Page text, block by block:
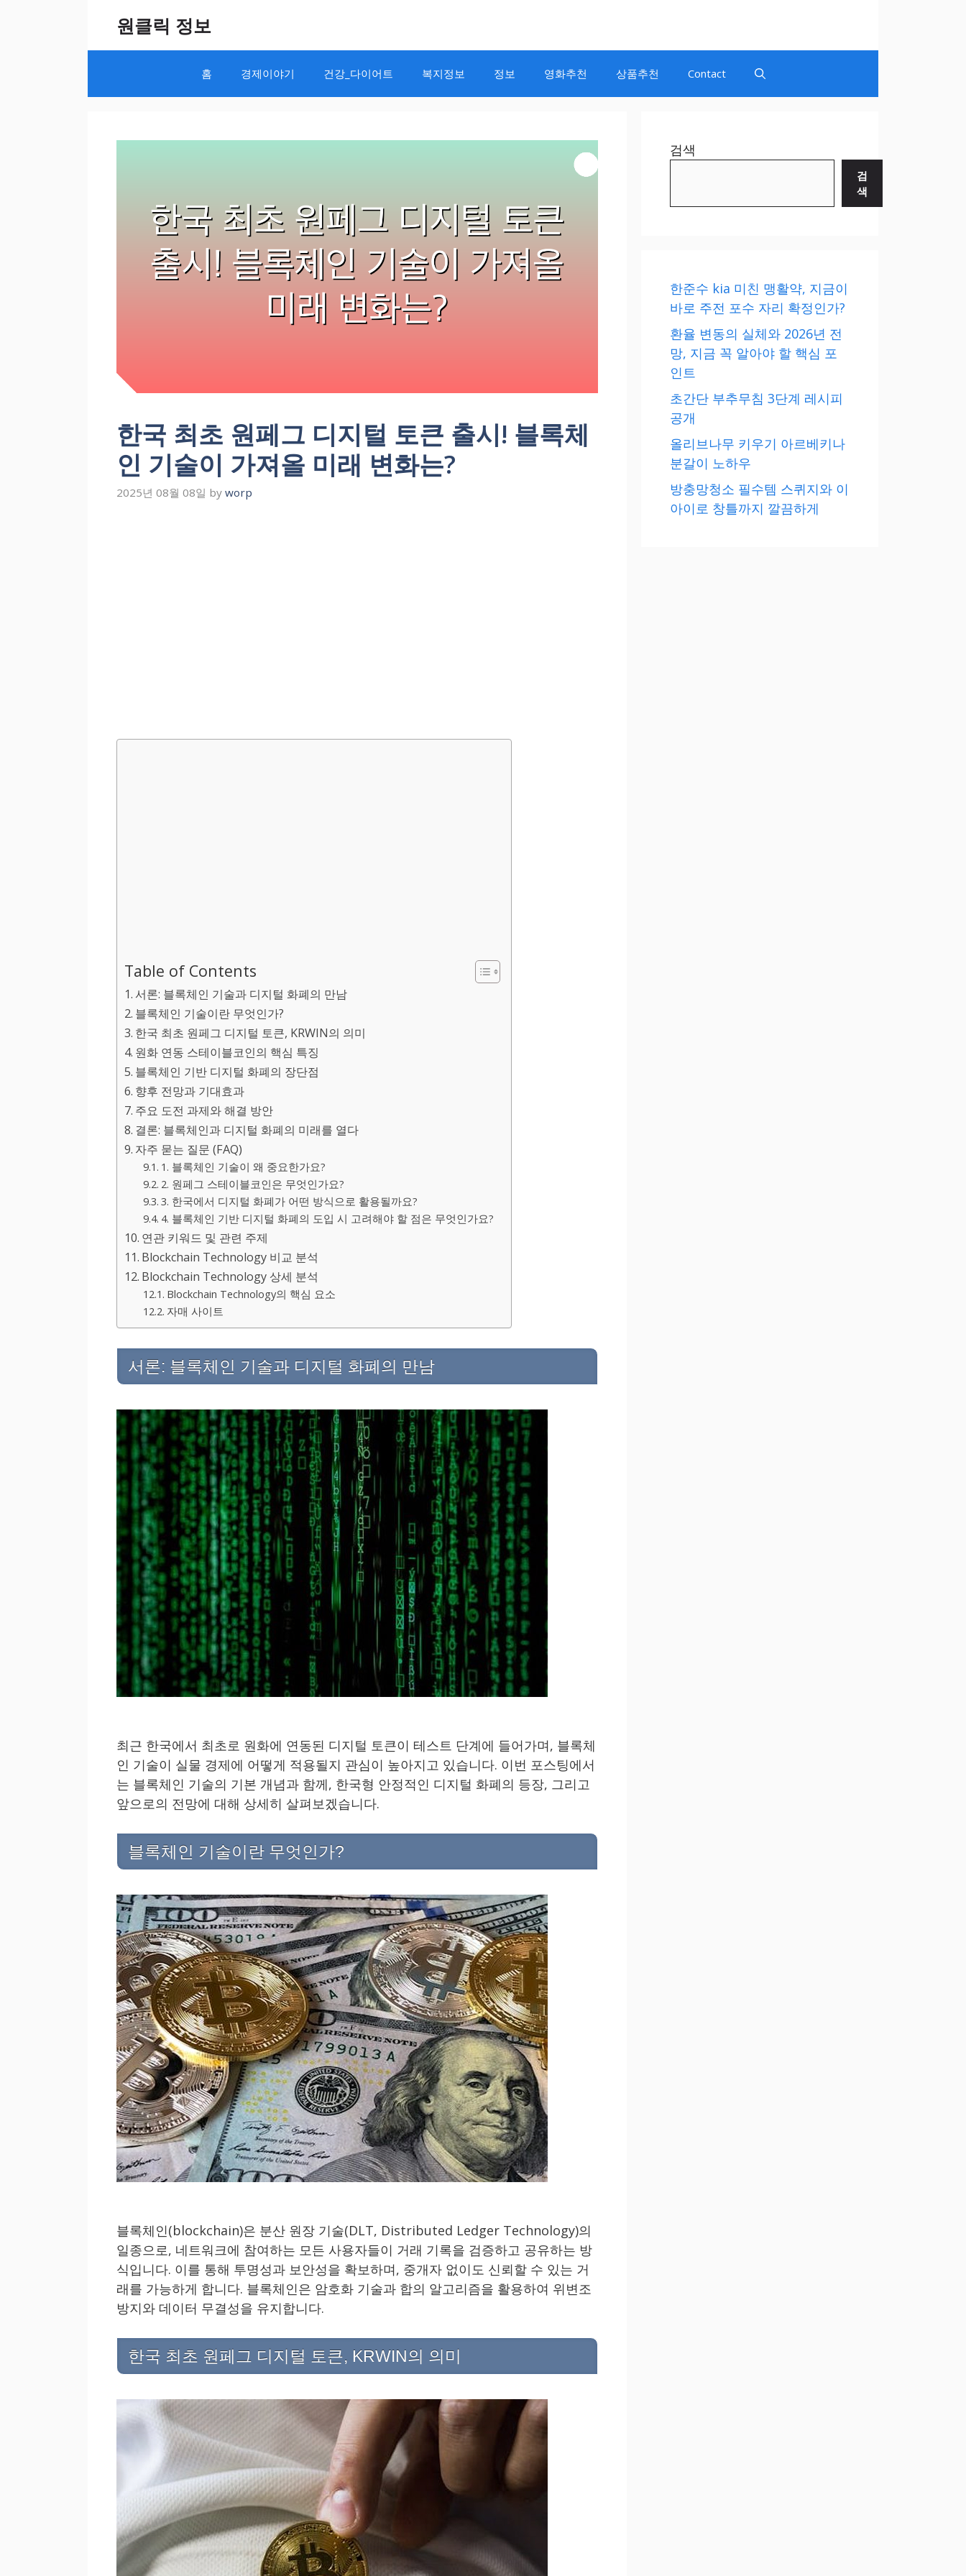
원클릭 정보
홈 경제이야기 건강_다이어트 복지정보 정보 영화추천 상품추천 Contact
한국 최초 원페그 디지털 토큰 출시! 블록체
인 기술이 가져올 미래 변화는?
2025년 08월 08일 by worp
Table of Contents
서론: 블록체인 기술과 디지털 화폐의 만남
블록체인 기술이란 무엇인가?
한국 최초 원페그 디지털 토큰, KRWIN의 의미
원화 연동 스테이블코인의 핵심 특징
블록체인 기반 디지털 화폐의 장단점
향후 전망과 기대효과
주요 도전 과제와 해결 방안
결론: 블록체인과 디지털 화폐의 미래를 열다
자주 묻는 질문 (FAQ)
1. 블록체인 기술이 왜 중요한가요?
2. 원페그 스테이블코인은 무엇인가요?
3. 한국에서 디지털 화폐가 어떤 방식으로 활용될까요?
4. 블록체인 기반 디지털 화폐의 도입 시 고려해야 할 점은 무엇인가요?
연관 키워드 및 관련 주제
Blockchain Technology 비교 분석
Blockchain Technology 상세 분석
Blockchain Technology의 핵심 요소
자매 사이트
서론: 블록체인 기술과 디지털 화폐의 만남
최근 한국에서 최초로 원화에 연동된 디지털 토큰이 테스트 단계에 들어가며, 블록체
인 기술이 실물 경제에 어떻게 적용될지 관심이 높아지고 있습니다. 이번 포스팅에서
는 블록체인 기술의 기본 개념과 함께, 한국형 안정적인 디지털 화폐의 등장, 그리고
앞으로의 전망에 대해 상세히 살펴보겠습니다.
블록체인 기술이란 무엇인가?
블록체인(blockchain)은 분산 원장 기술(DLT, Distributed Ledger Technology)의
일종으로, 네트워크에 참여하는 모든 사용자들이 거래 기록을 검증하고 공유하는 방
식입니다. 이를 통해 투명성과 보안성을 확보하며, 중개자 없이도 신뢰할 수 있는 거
래를 가능하게 합니다. 블록체인은 암호화 기술과 합의 알고리즘을 활용하여 위변조
방지와 데이터 무결성을 유지합니다.
한국 최초 원페그 디지털 토큰, KRWIN의 의미
검색
검
색
한준수 kia 미친 맹활약, 지금이
바로 주전 포수 자리 확정인가?
환율 변동의 실체와 2026년 전
망, 지금 꼭 알아야 할 핵심 포
인트
초간단 부추무침 3단계 레시피
공개
올리브나무 키우기 아르베키나
분갈이 노하우
방충망청소 필수템 스퀴지와 이
아이로 창틀까지 깔끔하게